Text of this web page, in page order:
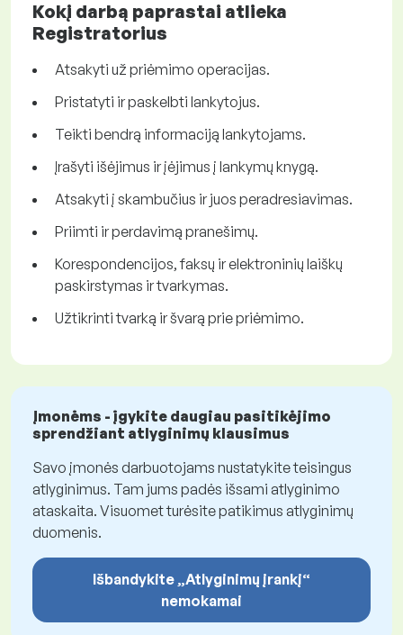
Kokį darbą paprastai atlieka
Registratorius
Atsakyti už priėmimo operacijas.
Pristatyti ir paskelbti lankytojus.
Teikti bendrą informaciją lankytojams.
Įrašyti išėjimus ir įėjimus į lankymų knygą.
Atsakyti į skambučius ir juos peradresiavimas.
Priimti ir perdavimą pranešimų.
Korespondencijos, faksų ir elektroninių laiškų
paskirstymas ir tvarkymas.
Užtikrinti tvarką ir švarą prie priėmimo.
Įmonėms - įgykite daugiau pasitikėjimo
sprendžiant atlyginimų klausimus
Savo įmonės darbuotojams nustatykite teisingus
atlyginimus. Tam jums padės išsami atlyginimo
ataskaita. Visuomet turėsite patikimus atlyginimų
duomenis.
Išbandykite „Atlyginimų įrankį“
nemokamai